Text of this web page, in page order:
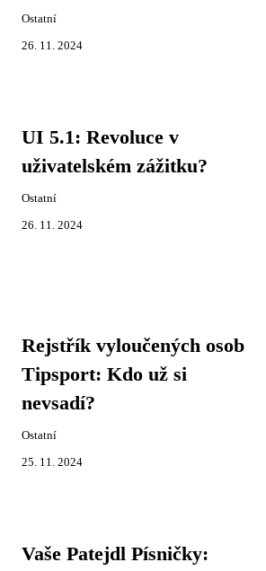
Ostatní
26. 11. 2024
UI 5.1: Revoluce v
uživatelském zážitku?
Ostatní
26. 11. 2024
Rejstřík vyloučených osob
Tipsport: Kdo už si
nevsadí?
Ostatní
25. 11. 2024
Vaše Patejdl Písničky: